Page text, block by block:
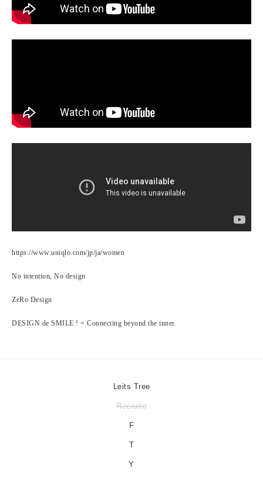
https://www.uniqlo.com/jp/ja/women
No intention, No design
ZeRo Design
DESIGN de SMILE ! = Connecting beyond the inner.
Leits Tree
Recruite
F
T
Y